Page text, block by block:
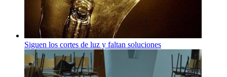
Siguen los cortes de luz y faltan soluciones